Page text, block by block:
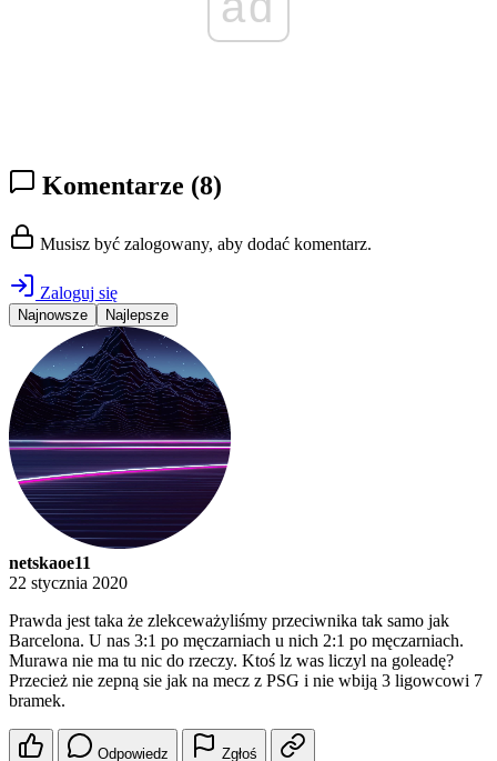
Komentarze (8)
Musisz być zalogowany, aby dodać komentarz.
Zaloguj się
Najnowsze Najlepsze
netskaoe11
22 stycznia 2020
Prawda jest taka że zlekceważyliśmy przeciwnika tak samo jak
Barcelona. U nas 3:1 po męczarniach u nich 2:1 po męczarniach.
Murawa nie ma tu nic do rzeczy. Ktoś lz was liczyl na goleadę?
Przecież nie zepną sie jak na mecz z PSG i nie wbiją 3 ligowcowi 7
bramek.
Odpowiedz Zgłoś